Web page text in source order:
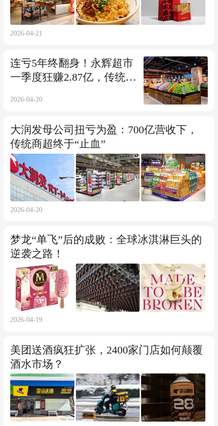
2026-04-21
连亏5年终翻身！永辉超市
一季度狂赚2.87亿，传统商
2026-04-20
大润发母公司扭亏为盈：700亿营收下，
传统商超终于“止血”
2026-04-20
梦龙“单飞”后的成败：全球冰淇淋巨头的
逆袭之路！
2026-04-19
美团送酒疯狂扩张，2400家门店如何颠覆
酒水市场？